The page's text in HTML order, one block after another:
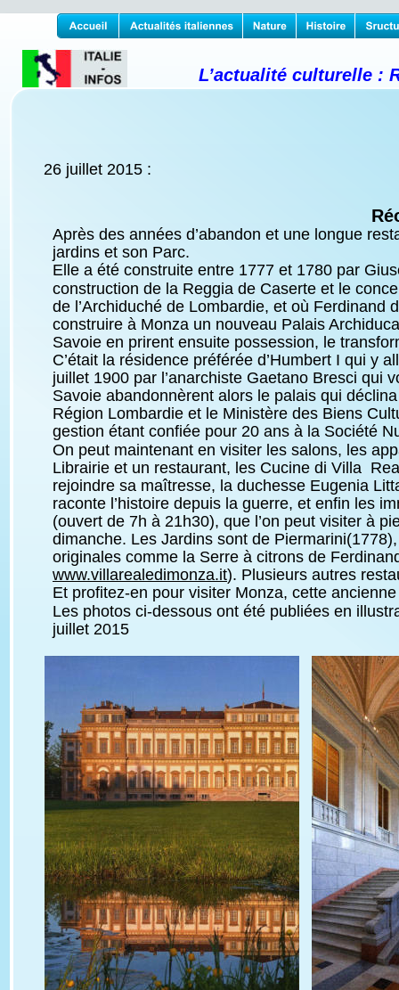
L’actualité culturelle :
Après des années d’abandon et une longue
jardins et son Parc.
Elle a été construite entre 1777 et 1780 par
construction de la Reggia de Caserte et le
de l’Archiduché de Lombardie, et où
construire à Monza un nouveau Palais
Savoie en prirent ensuite possession, le
C’était la résidence préférée d’Humbert I qui y
juillet 1900 par l’anarchiste Gaetano Bresci
Savoie abandonnèrent alors le palais qui
Région Lombardie et le Ministère des Biens
gestion étant confiée pour 20 ans à la Société
On peut maintenant en visiter les salons, les
Librairie et un restaurant, les Cucine di Villa
rejoindre sa maîtresse, la duchesse Eugenia
raconte l’histoire depuis la guerre, et enfin les
(ouvert de 7h à 21h30), que l’on peut visiter à
dimanche. Les Jardins sont de
originales comme la Serre à citrons de
www.villarealedimonza.it). Plusieurs autres
Et profitez-en pour visiter Monza, cette
Les photos ci-dessous ont été publiées en
juillet 2015
26 juillet 2015 :